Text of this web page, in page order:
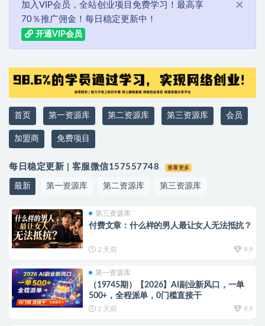
加入VIP会员，全站创业项目免费学习！最高享
70％推广佣金！每日稳定更新中！
开通VIP会员
×
首页 第一资源库 第二资源库 第三资源库 会员
加盟商 免费项目
每日稳定更新 | 客服微信157557748 查看更多
最新 第一资源库 第二资源库 第三资源库
第三资源库
付费文章：什么样的男人最让女人无法抵抗？
2 天前 9.9
第一资源库
（19745期）【2026】AI副业新风口，一单
500+，全程派单，0门槛直接干
2 天前 9.9